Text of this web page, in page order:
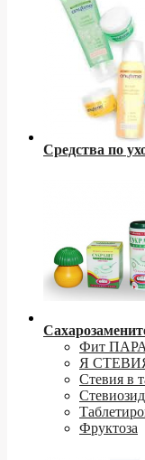
Средства по
Фит
Я
Стевия в
Фруктоза